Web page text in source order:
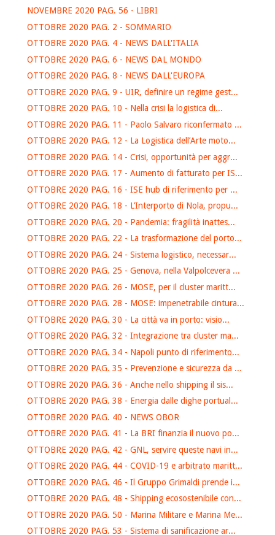
NOVEMBRE 2020 PAG. 56 - LIBRI
OTTOBRE 2020 PAG. 2 - SOMMARIO
OTTOBRE 2020 PAG. 4 - NEWS DALL'ITALIA
OTTOBRE 2020 PAG. 6 - NEWS DAL MONDO
OTTOBRE 2020 PAG. 8 - NEWS DALL'EUROPA
OTTOBRE 2020 PAG. 9 - UIR, definire un regime gest...
OTTOBRE 2020 PAG. 10 - Nella crisi la logistica di...
OTTOBRE 2020 PAG. 11 - Paolo Salvaro riconfermato ...
OTTOBRE 2020 PAG. 12 - La Logistica dell’Arte moto...
OTTOBRE 2020 PAG. 14 - Crisi, opportunità per aggr...
OTTOBRE 2020 PAG. 17 - Aumento di fatturato per IS...
OTTOBRE 2020 PAG. 16 - ISE hub di riferimento per ...
OTTOBRE 2020 PAG. 18 - L’Interporto di Nola, propu...
OTTOBRE 2020 PAG. 20 - Pandemia: fragilità inattes...
OTTOBRE 2020 PAG. 22 - La trasformazione del porto...
OTTOBRE 2020 PAG. 24 - Sistema logistico, necessar...
OTTOBRE 2020 PAG. 25 - Genova, nella Valpolcevera ...
OTTOBRE 2020 PAG. 26 - MOSE, per il cluster maritt...
OTTOBRE 2020 PAG. 28 - MOSE: impenetrabile cintura...
OTTOBRE 2020 PAG. 30 - La città va in porto: visio...
OTTOBRE 2020 PAG. 32 - Integrazione tra cluster ma...
OTTOBRE 2020 PAG. 34 - Napoli punto di riferimento...
OTTOBRE 2020 PAG. 35 - Prevenzione e sicurezza da ...
OTTOBRE 2020 PAG. 36 - Anche nello shipping il sis...
OTTOBRE 2020 PAG. 38 - Energia dalle dighe portual...
OTTOBRE 2020 PAG. 40 - NEWS OBOR
OTTOBRE 2020 PAG. 41 - La BRI finanzia il nuovo po...
OTTOBRE 2020 PAG. 42 - GNL, servire queste navi in...
OTTOBRE 2020 PAG. 44 - COVID-19 e arbitrato maritt...
OTTOBRE 2020 PAG. 46 - Il Gruppo Grimaldi prende i...
OTTOBRE 2020 PAG. 48 - Shipping ecosostenibile con...
OTTOBRE 2020 PAG. 50 - Marina Militare e Marina Me...
OTTOBRE 2020 PAG. 53 - Sistema di sanificazione ar...